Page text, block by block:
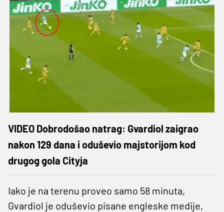
VIDEO Dobrodošao natrag: Gvardiol zaigrao
nakon 129 dana i oduševio majstorijom kod
drugog gola Cityja
Iako je na terenu proveo samo 58 minuta,
Gvardiol je oduševio pisane engleske medije,